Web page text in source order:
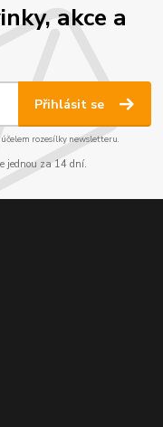
akce a
Přihlásit se
rozesílky newsletteru.
jednou za 14 dní.